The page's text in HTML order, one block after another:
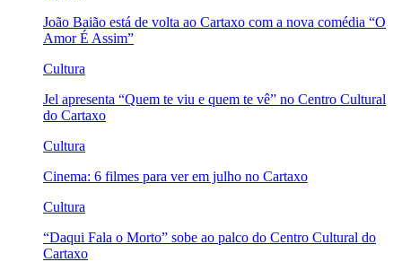
João Baião está de volta ao Cartaxo com a nova comédia “O
Amor É Assim”
Cultura
Jel apresenta “Quem te viu e quem te vê” no Centro Cultural
do Cartaxo
Cultura
Cinema: 6 filmes para ver em julho no Cartaxo
Cultura
“Daqui Fala o Morto” sobe ao palco do Centro Cultural do
Cartaxo